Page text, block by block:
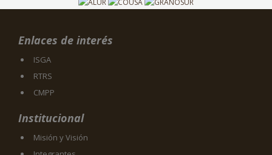
Enlaces de interés
ISGA
RTRS
CMPP
Institucional
Misión y Visión